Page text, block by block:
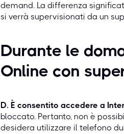
demand. La differenza
si verrà supervisionati da un
Durante le
Online con
D. È consentito accedere a
bloccato. Pertanto, non è
desidera utilizzare il telefono